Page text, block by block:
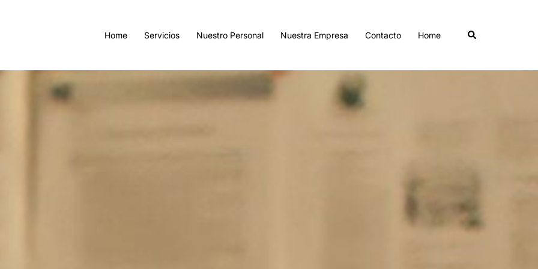
Home Servicios Nuestro Personal Nuestra Empresa Contacto Home Buscar